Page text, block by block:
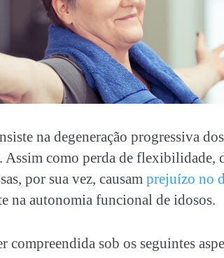
na degeneração progressiva
como perda de flexibilidade,
por sua vez, causam prejuízo no
na autonomia funcional de idosos.
compreendida sob os seguintes